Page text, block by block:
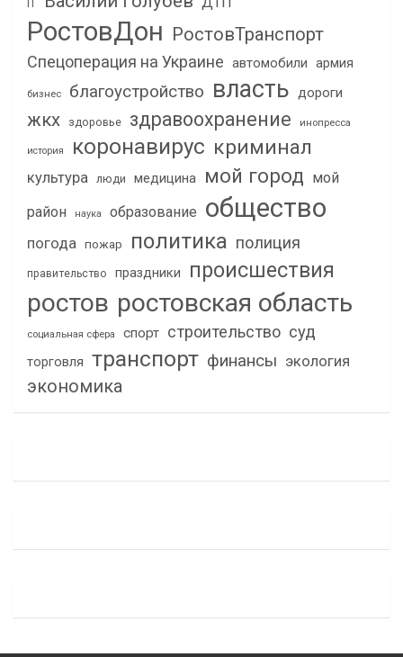
IT
РостовДон РостовТранспорт
Спецоперация на Украине автомобили армия
бизнес благоустройство власть дороги
жкх здоровье здравоохранение инопресса
история коронавирус криминал
культура люди медицина мой город мой
район
наука образование общество
погода пожар политика полиция
правительство праздники происшествия
ростов ростовская область
социальная сфера спорт строительство суд
торговля транспорт финансы экология
экономика